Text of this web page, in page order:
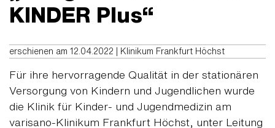
KINDER Plus“
erschienen am 12.04.2022 | Klinikum Frankfurt Höchst
Für ihre hervorragende Qualität in der stationären
Versorgung von Kindern und Jugendlichen wurde
die Klinik für Kinder- und Jugendmedizin am
varisano-Klinikum Frankfurt Höchst, unter Leitung